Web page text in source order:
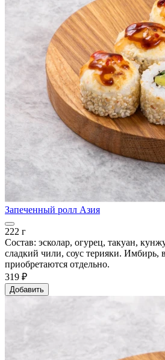
Запеченный ролл Азия
222 г
Состав: эсколар, огурец, такуан,
сладкий чили, соус терияки. Имбирь,
приобретаются отдельно.
319 ₽
Добавить